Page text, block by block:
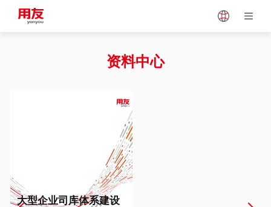
Vietnam
Europe
资料中心
大型企业司库体系建设